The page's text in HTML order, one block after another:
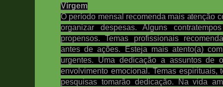
Virgem
O período mensal recomenda mais atenção
organizar despesas. Alguns
propensos. Temas profissionais
antes de ações. Esteja mais atento(a)
urgentes. Uma dedicação a assuntos de
envolvimento emocional. Temas espirituais,
pesquisas tomarão dedicação. Na vida